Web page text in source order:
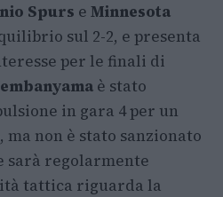
Spurs e Minnesota
sul 2-2, e presenta
per le finali di
è stato
in gara 4 per un
non è stato sanzionato
sarà regolarmente
tattica riguarda la